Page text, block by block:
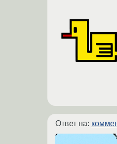
Ответ на: